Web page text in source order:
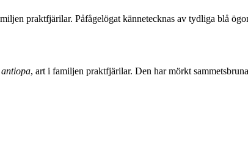
praktfjärilar. Påfågelögat kännetecknas av tydliga blå
, art i familjen praktfjärilar. Den har mörkt